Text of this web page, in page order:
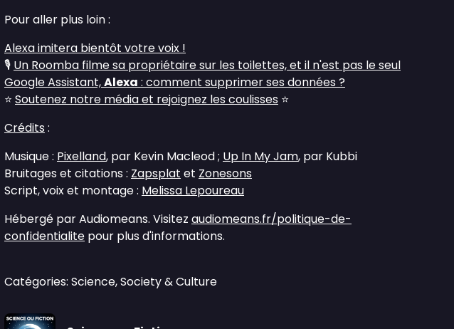
Pour aller plus loin :
Alexa imitera bientôt votre voix !
🎙 Un Roomba filme sa propriétaire sur les toilettes, et il n'est pas le seul
Google Assistant,Alexa : comment supprimer ses données ?
⭐ Soutenez notre média et rejoignez les coulisses ⭐
Crédits :
Musique : Pixelland, par Kevin Macleod ; Up In My Jam, par Kubbi
Bruitages et citations : Zapsplat et Zonesons
Script, voix et montage : Melissa Lepoureau
Hébergé par Audiomeans. Visitez audiomeans.fr/politique-de-
confidentialite pour plus d'informations.
Catégories: Science, Society & Culture